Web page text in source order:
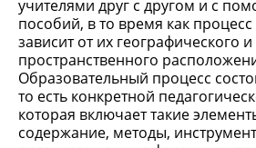
учителями друг с другом и с
пособий, в то время как
зависит от их географического и
пространственного
Образовательный процесс
то есть конкретной
которая включает такие
содержание, методы,